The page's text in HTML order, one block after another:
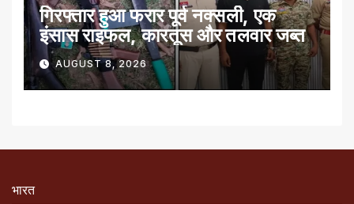
गिरफ्तार हुआ फरार पूर्व नक्सली, एक
इंसास राइफल, कारतूस और तलवार जब्त
AUGUST 8, 2026
भारत